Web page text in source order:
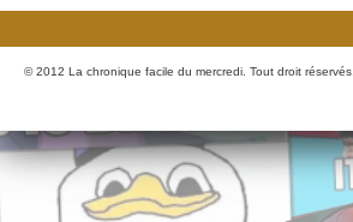
© 2012 La chronique facile du mercredi. Tout droit réservés.